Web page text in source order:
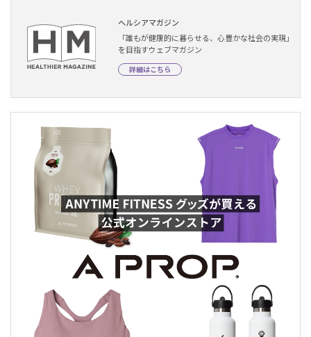
ヘルシアマガジン
「誰もが健康的に暮らせる、心豊かな社会の実現」
を目指すウェブマガジン
詳細はこちら